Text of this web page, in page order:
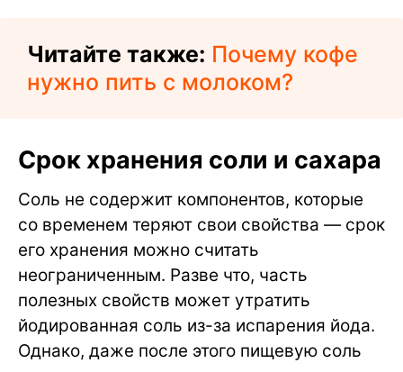
Читайте также: Почему кофе
нужно пить с молоком?
Срок хранения соли и сахара
Соль не содержит компонентов, которые
со временем теряют свои свойства — срок
его хранения можно считать
неограниченным. Разве что, часть
полезных свойств может утратить
йодированная соль из-за испарения йода.
Однако, даже после этого пищевую соль